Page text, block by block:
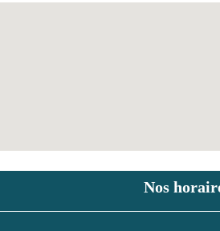
Nos